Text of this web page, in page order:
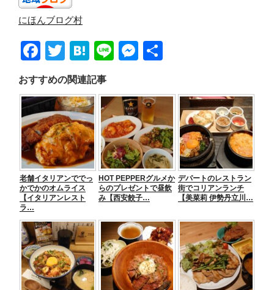
にほんブログ村
F
a
c
e
b
o
o
k
T
wi
tt
er
H
at
e
n
a
Li
e
M
ss
e
n
g
er
おすすめの関連記事
老舗イタリアンででっ
かでかのオムライス
【イタリアンレスト
ラ…
HOT PEPPERグルメか
らのプレゼントで昼飲
み【西安餃子…
デパートのレストラン
街でコリアンランチ
【美菜莉 伊勢丹立川…